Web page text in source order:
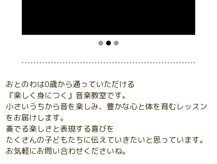
おとのわは0歳から通っていただける
『楽しく身につく』音楽教室です。
小さいうちから音を楽しみ、豊かな心と体を育むレッスン
をお届けします。
奏でる楽しさと表現する喜びを
たくさんの子どもたちに伝えていきたいと思っています。
お気軽にお問い合わせくださいね。